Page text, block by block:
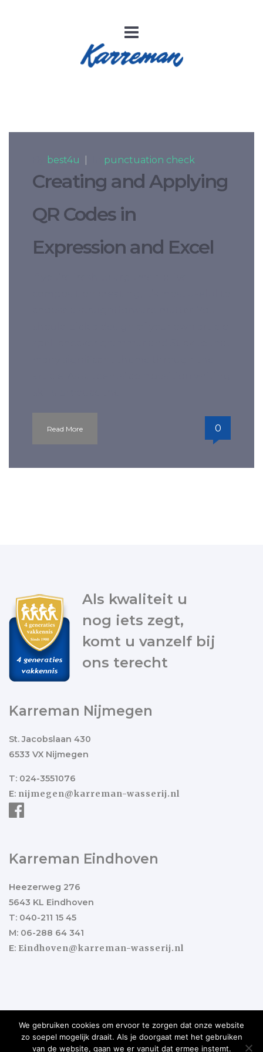
best4u punctuation check
Creating and Applying
QR Codes in
Expression and Excel
Read More 0
Als kwaliteit u
nog iets zegt,
komt u vanzelf bij
ons terecht
Karreman Nijmegen
St. Jacobslaan 430
6533 VX Nijmegen
T: 024-3551076
E: nijmegen@karreman-wasserij.nl
Karreman Eindhoven
Heezerweg 276
5643 KL Eindhoven
T: 040-211 15 45
M: 06-288 64 341
E: Eindhoven@karreman-wasserij.nl
Copyright ©2017 Karreman Wasserij Ontwikkeld door
We gebruiken cookies om ervoor te zorgen dat onze website
zo soepel mogelijk draait. Als je doorgaat met het gebruiken
van de website, gaan we er vanuit dat ermee instemt.